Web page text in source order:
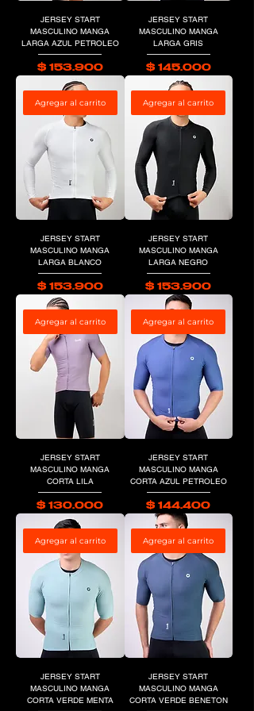
JERSEY START
MASCULINO MANGA
LARGA AZUL PETROLEO
Precio
$ 153.900
JERSEY START
MASCULINO MANGA
LARGA GRIS
Precio
$ 145.000
Agregar al carrito
JERSEY START
MASCULINO MANGA
LARGA BLANCO
Precio
$ 153.900
Agregar al carrito
JERSEY START
MASCULINO MANGA
LARGA NEGRO
Precio
$ 153.900
Agregar al carrito
JERSEY START
MASCULINO MANGA
CORTA LILA
Precio
$ 130.000
Agregar al carrito
JERSEY START
MASCULINO MANGA
CORTA AZUL PETROLEO
Precio
$ 144.400
Agregar al carrito
JERSEY START
MASCULINO MANGA
CORTA VERDE MENTA
Agregar al carrito
JERSEY START
MASCULINO MANGA
CORTA VERDE BENETON